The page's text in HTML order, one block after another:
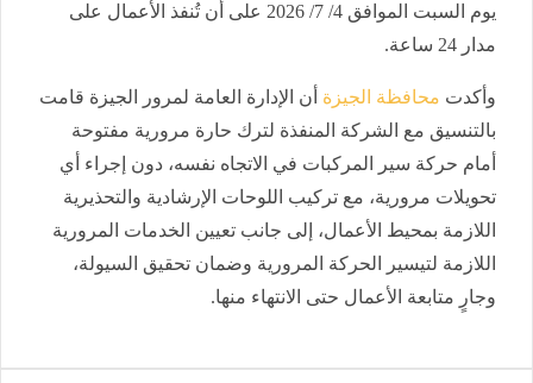
يوم السبت الموافق 4/ 7/ 2026 على أن تُنفذ الأعمال على
مدار 24 ساعة.
وأكدت محافظة الجيزة أن الإدارة العامة لمرور الجيزة قامت
بالتنسيق مع الشركة المنفذة لترك حارة مرورية مفتوحة
أمام حركة سير المركبات في الاتجاه نفسه، دون إجراء أي
تحويلات مرورية، مع تركيب اللوحات الإرشادية والتحذيرية
اللازمة بمحيط الأعمال، إلى جانب تعيين الخدمات المرورية
اللازمة لتيسير الحركة المرورية وضمان تحقيق السيولة،
وجارٍ متابعة الأعمال حتى الانتهاء منها.